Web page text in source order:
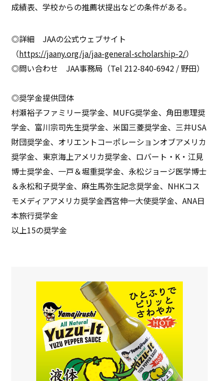
成績表、学校からの推薦状提出などの条件がある。
◎詳細 JAAの公式ウェブサイト
（https://jaany.org/ja/jaa-general-scholarship-2/）
◎問い合わせ JAA事務局（Tel 212-840-6942 / 野田）
◎奨学金提供団体
村瀬裕子ファミリー奨学金、MUFG奨学金、角田恵理奨
学金、富川宗司先生奨学金、米国三菱奨学金、三井USA
財団奨学金、オリエントコーポレーションオブアメリカ
奨学金、東京海上アメリカ奨学金、ロバート・K・江見
博士奨学金、一戸＆堀重奨学金、永松ジョージ医学博士
＆永松和子奨学金、麻生馬弥生記念奨学金、NHKコス
モメディアアメリカ奨学金西宮伸一大使奨学金、ANA日
本旅行奨学金
以上15の奨学金